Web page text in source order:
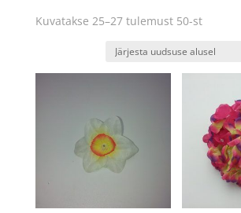
Kuvatakse 25–27 tulemust 50-stSorditud
järgi